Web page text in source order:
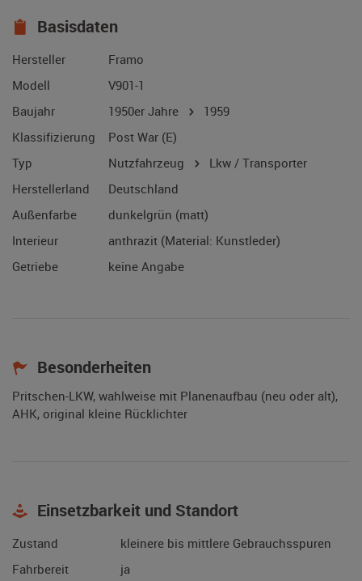
Basisdaten
Hersteller
Framo
Modell
V901-1
Baujahr
1950er Jahre
1959
Klassifizierung
Post War (E)
Typ
Nutzfahrzeug
Lkw / Transporter
Herstellerland
Deutschland
Außenfarbe
dunkelgrün (matt)
Interieur
anthrazit (Material: Kunstleder)
Getriebe
keine Angabe
Besonderheiten
Pritschen-LKW, wahlweise mit Planenaufbau (neu oder alt),
AHK, original kleine Rücklichter
Einsetzbarkeit und Standort
Zustand
kleinere bis mittlere Gebrauchsspuren
Fahrbereit
ja